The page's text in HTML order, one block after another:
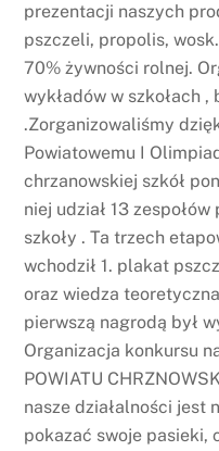
prezentacji naszych
pszczeli, propolis,
70% żywności rolnej.
wykładów w szkołach
.Zorganizowaliśmy
Powiatowemu I
chrzanowskiej szkół
niej udział 13
szkoły . Ta trzech
wchodził 1. plakat
oraz wiedza
pierwszą nagrodą był
Organizacja konkursu
POWIATU
nasze działalności jest
pokazać swoje pasieki,